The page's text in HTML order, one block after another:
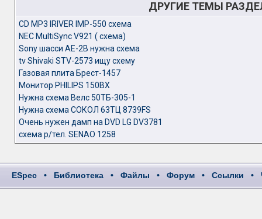
ДРУГИЕ ТЕМЫ
CD MP3 IRIVER IMP-550 схема
NEC MultiSync V921 ( схема)
Sony шасси AE-2B нужна схема
tv Shivaki STV-2573 ищу схему
Газовая плита Брест-1457
Монитор PHILIPS 150BX
Нужна схема Велс 50ТБ-305-1
Нужна схема СОКОЛ 63ТЦ 8739FS
Очень нужен дамп на DVD LG DV3781
схема р/тел. SENAO 1258
ESpec • Библиотека • Файлы • Форум • Ссылки •